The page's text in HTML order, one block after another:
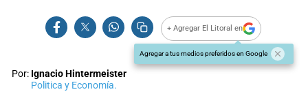
+ Agregar El Litoral en
Agregar a tus medios preferidos en Google
Por: Ignacio Hintermeister
Politica y Economía.